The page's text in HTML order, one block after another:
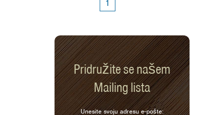
gulaš. Bogat je i ukusan te idealan za
stavile na vrh moje liste.
1
Pridružite se našem
Mailing lista
Unesite svoju adresu e-pošte: